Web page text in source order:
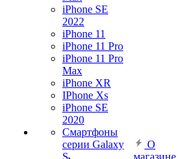
iPhone SE
2022
iPhone 11
iPhone 11 Pro
iPhone 11 Pro
Max
iPhone XR
IPhone Xs
iPhone SE
2020
Смартфоны
серии Galaxy
S
О
магазине